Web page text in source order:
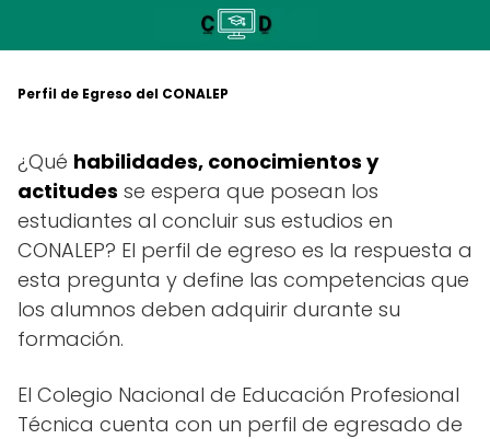
Perfil de Egreso del CONALEP
¿Qué habilidades, conocimientos y
actitudes se espera que posean los
estudiantes al concluir sus estudios en
CONALEP? El perfil de egreso es la respuesta a
esta pregunta y define las competencias que
los alumnos deben adquirir durante su
formación.
El Colegio Nacional de Educación Profesional
Técnica cuenta con un perfil de egresado de